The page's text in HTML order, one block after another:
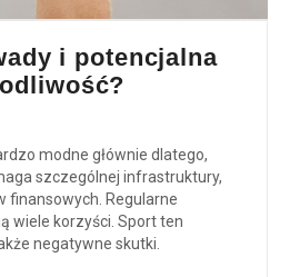
i potencjalna
modne głównie dlatego,
szczególnej infrastruktury,
finansowych. Regularne
wiele korzyści. Sport ten
negatywne skutki.